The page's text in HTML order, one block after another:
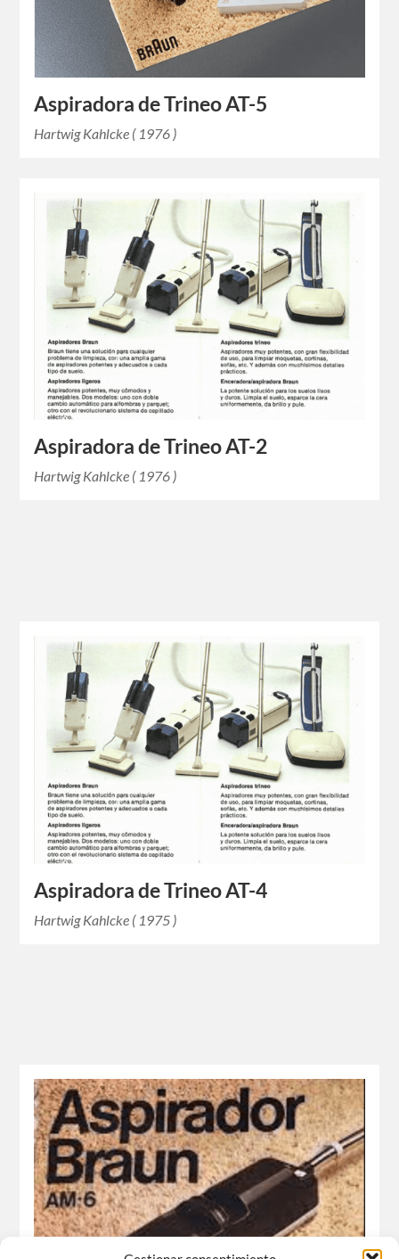
Aspiradora de Trineo AT-5
Hartwig Kahlcke ( 1976 )
Aspiradora de Trineo AT-2
Hartwig Kahlcke ( 1976 )
Aspiradora de Trineo AT-4
Hartwig Kahlcke ( 1975 )